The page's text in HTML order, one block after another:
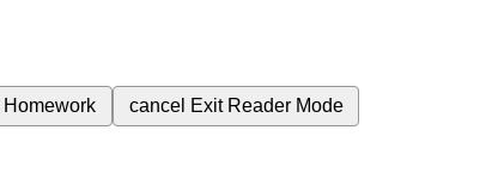
Homework cancel Exit Reader Mode